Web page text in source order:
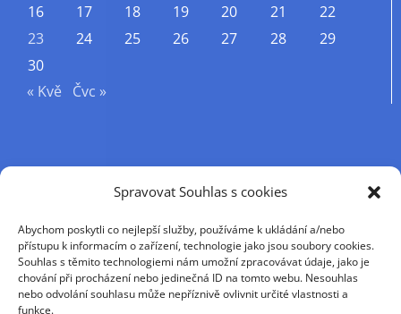
Spravovat Souhlas s cookies
Abychom poskytli co nejlepší služby, používáme k ukládání a/nebo
přístupu k informacím o zařízení, technologie jako jsou soubory cookies.
Souhlas s těmito technologiemi nám umožní zpracovávat údaje, jako je
chování při procházení nebo jedinečná ID na tomto webu. Nesouhlas
nebo odvolání souhlasu může nepříznivě ovlivnit určité vlastnosti a
funkce.
16
17 18 19 20 21
22
23
24 25 26 27 28
29
30
« Kvě
Čvc »
Příjmení
Křestní jméno
E-mail